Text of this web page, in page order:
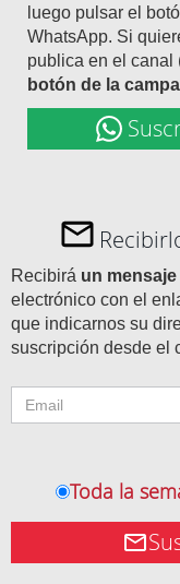
luego pulsar el
WhatsApp. Si
publica en el canal
botón de la
Recibirá un
electrónico con el
que indicarnos su
suscripción desde el
Toda la